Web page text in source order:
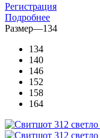
Регистрация
Подробнее
Размер—134
134
140
146
152
158
164